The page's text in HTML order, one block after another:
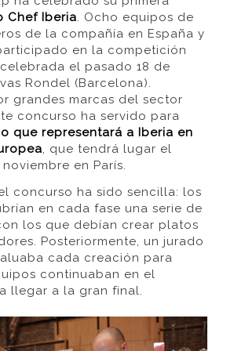
Chef Iberia. Ocho equipos de
de la compañía en España y
en la competición
el pasado 18 de
Rondel (Barcelona).
grandes marcas del sector
concurso ha servido para
que representará a Iberia en
, que tendrá lugar el
en París.
concurso ha sido sencilla: los
en cada fase una serie de
los que debían crear platos
Posteriormente, un jurado
cada creación para
continuaban en el
llegar a la gran final.